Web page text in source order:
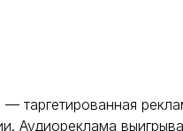
таргетированная
Аудиореклама